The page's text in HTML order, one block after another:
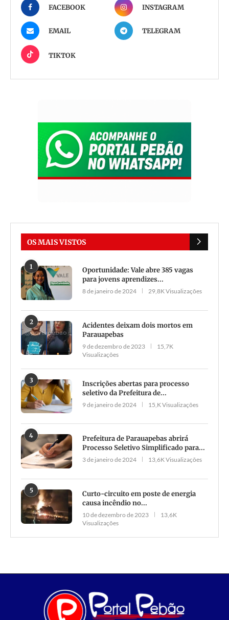
FACEBOOK INSTAGRAM
EMAIL TELEGRAM
TIKTOK
OS MAIS VISTOS
1
Oportunidade: Vale abre 385 vagas
para jovens aprendizes...
8 de janeiro de 2024 29,8K Visualizações
2
Acidentes deixam dois mortos em
Parauapebas
9 de dezembro de 2023
15,7K
Visualizações
3
Inscrições abertas para processo
seletivo da Prefeitura de...
9 de janeiro de 2024 15,K Visualizações
4
Prefeitura de Parauapebas abrirá
Processo Seletivo Simplificado para...
3 de janeiro de 2024 13,6K Visualizações
5
Curto-circuito em poste de energia
causa incêndio no...
10 de dezembro de 2023
13,6K
Visualizações